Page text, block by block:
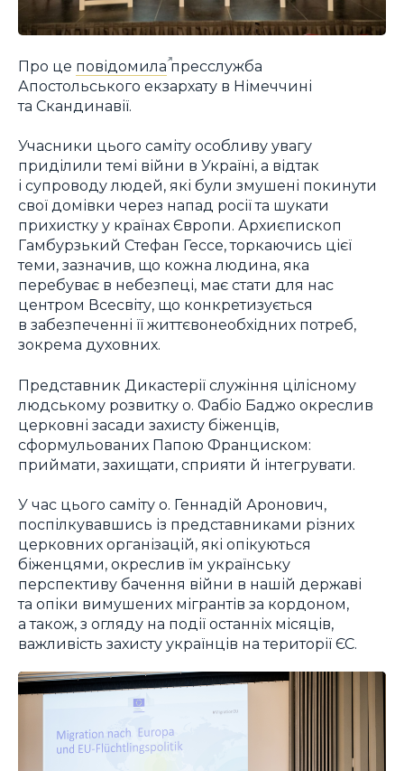
Про це повідомилапресслужба
Апостольського екзархату в Німеччині
та Скандинавії.
Учасники цього саміту особливу увагу
приділили темі війни в Україні, а відтак
і супроводу людей, які були змушені покинути
свої домівки через напад росії та шукати
прихистку у країнах Європи. Архиєпископ
Гамбурзький Стефан Гессе, торкаючись цієї
теми, зазначив, що кожна людина, яка
перебуває в небезпеці, має стати для нас
центром Всесвіту, що конкретизується
в забезпеченні її життєвонеобхідних потреб,
зокрема духовних.
Представник Дикастерії служіння цілісному
людському розвитку о. Фабіо Баджо окреслив
церковні засади захисту біженців,
сформульованих Папою Франциском:
приймати, захищати, сприяти й інтегрувати.
У час цього саміту о. Геннадій Аронович,
поспілкувавшись із представниками різних
церковних організацій, які опікуються
біженцями, окреслив їм українську
перспективу бачення війни в нашій державі
та опіки вимушених мігрантів за кордоном,
а також, з огляду на події останніх місяців,
важливість захисту українців на території ЄС.